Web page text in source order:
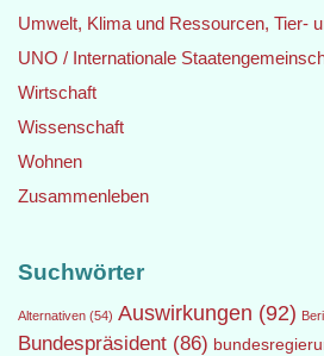
Umwelt, Klima und Ressourcen, Tier-
UNO / Internationale
Wirtschaft
Wissenschaft
Wohnen
Zusammenleben
Suchwörter
Alternativen (54) Auswirkungen (92)
Bundespräsident (86)